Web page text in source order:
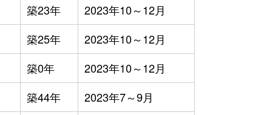
築23年
2023年10～12月
築25年
2023年10～12月
築0年
2023年10～12月
築44年
2023年7～9月